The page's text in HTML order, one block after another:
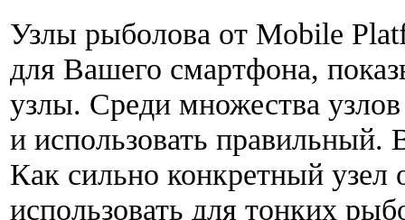
Узлы рыболова от Mobile
для Вашего смартфона,
узлы. Среди множества
и использовать
Как сильно конкретный узел
использовать для тонких